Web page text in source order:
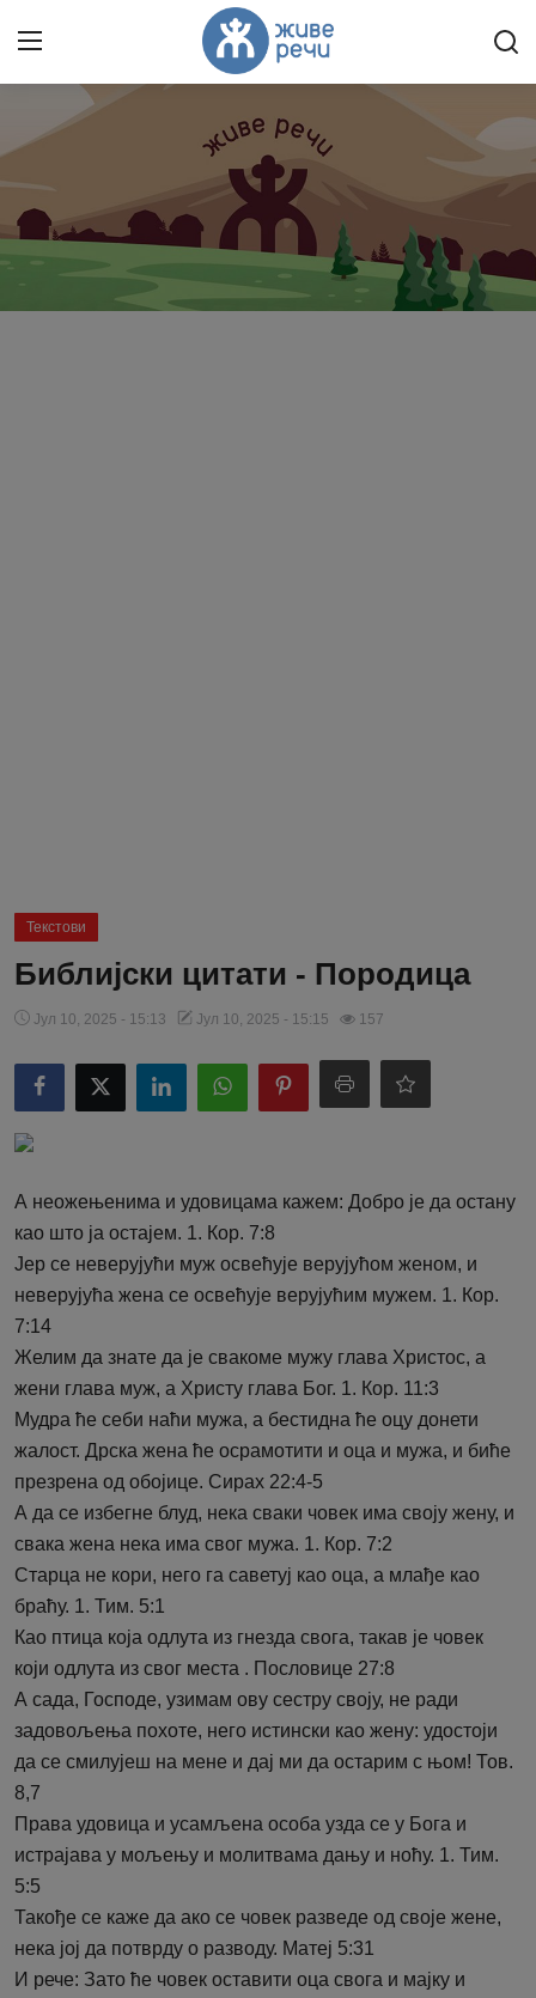
Пријави се Регистрација
Текстови
Библијски цитати - Породица
Јул 10, 2025 - 15:13 Јул 10, 2025 - 15:15 157
А неожењенима и удовицама кажем: Добро је да остану
као што ја остајем. 1. Кор. 7:8
Јер се неверујући муж освећује верујућом женом, и
неверујућа жена се освећује верујућим мужем. 1. Кор.
7:14
Желим да знате да је свакоме мужу глава Христос, а
жени глава муж, а Христу глава Бог. 1. Кор. 11:3
Мудра ће себи наћи мужа, а бестидна ће оцу донети
жалост. Дрска жена ће осрамотити и оца и мужа, и биће
презрена од обојице. Сирах 22:4-5
А да се избегне блуд, нека сваки човек има своју жену, и
свака жена нека има свог мужа. 1. Кор. 7:2
Старца не кори, него га саветуј као оца, а млађе као
браћу. 1. Тим. 5:1
Као птица која одлута из гнезда свога, такав је човек
који одлута из свог места . Пословице 27:8
А сада, Господе, узимам ову сестру своју, не ради
задовољења похоте, него истински као жену: удостоји
да се смилујеш на мене и дај ми да остарим с њом! Тов.
8,7
Права удовица и усамљена особа узда се у Бога и
истрајава у мољењу и молитвама дању и ноћу. 1. Тим.
5:5
Такође се каже да ако се човек разведе од своје жене,
нека јој да потврду о разводу. Матеј 5:31
И рече: Зато ће човек оставити оца свога и мајку и